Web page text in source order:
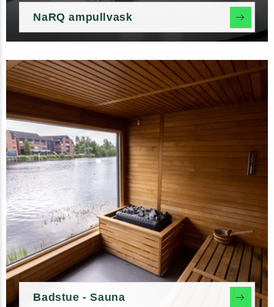
NaRQ ampullvask
Badstue - Sauna